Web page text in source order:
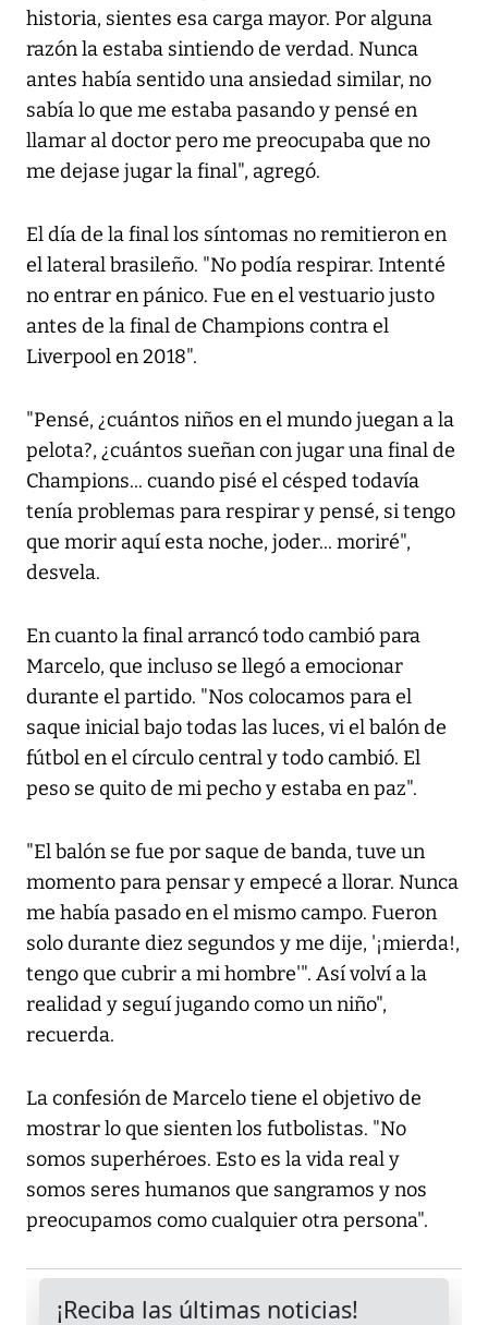
historia, sientes esa carga mayor. Por alguna
razón la estaba sintiendo de verdad. Nunca
antes había sentido una ansiedad similar, no
sabía lo que me estaba pasando y pensé en
llamar al doctor pero me preocupaba que no
me dejase jugar la final", agregó.
El día de la final los síntomas no remitieron en
el lateral brasileño. "No podía respirar. Intenté
no entrar en pánico. Fue en el vestuario justo
antes de la final de Champions contra el
Liverpool en 2018".
"Pensé, ¿cuántos niños en el mundo juegan a la
pelota?, ¿cuántos sueñan con jugar una final de
Champions... cuando pisé el césped todavía
tenía problemas para respirar y pensé, si tengo
que morir aquí esta noche, joder... moriré",
desvela.
En cuanto la final arrancó todo cambió para
Marcelo, que incluso se llegó a emocionar
durante el partido. "Nos colocamos para el
saque inicial bajo todas las luces, vi el balón de
fútbol en el círculo central y todo cambió. El
peso se quito de mi pecho y estaba en paz".
"El balón se fue por saque de banda, tuve un
momento para pensar y empecé a llorar. Nunca
me había pasado en el mismo campo. Fueron
solo durante diez segundos y me dije, '¡mierda!,
tengo que cubrir a mi hombre'". Así volví a la
realidad y seguí jugando como un niño",
recuerda.
La confesión de Marcelo tiene el objetivo de
mostrar lo que sienten los futbolistas. "No
somos superhéroes. Esto es la vida real y
somos seres humanos que sangramos y nos
preocupamos como cualquier otra persona".